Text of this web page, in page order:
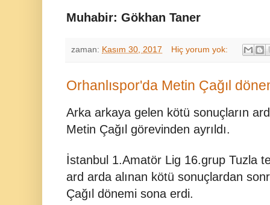
Muhabir: Gökhan Taner
zaman: Kasım 30, 2017 Hiç yorum yok:
Orhanlıspor'da Metin Çağıl
Arka arkaya gelen kötü sonuçların
Metin Çağıl görevinden ayrıldı.
İstanbul 1.Amatör Lig 16.grup Tuzla
ard arda alınan kötü sonuçlardan
Çağıl dönemi sona erdi.